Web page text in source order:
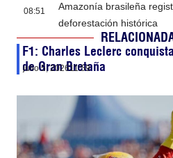
08:51
Amazonía brasileña
deforestación histórica
F1: Charles Leclerc
de Gran Bretaña
julio 5, 202611:59